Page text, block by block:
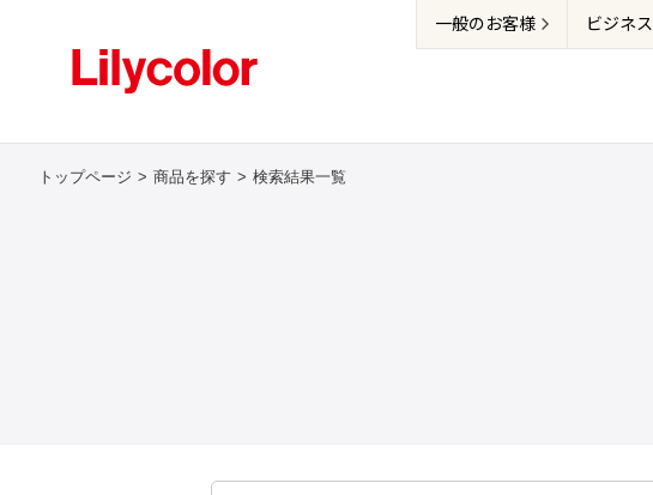
一般のお客様 ビジネス
トップページ 商品を探す 検索結果一覧